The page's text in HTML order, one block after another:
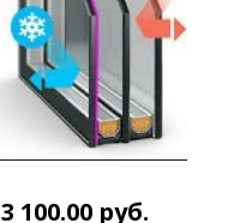
3 100.00 руб.